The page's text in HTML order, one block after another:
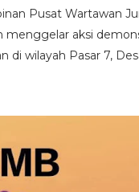
Pusat Wartawan
menggelar aksi
di wilayah Pasar 7,